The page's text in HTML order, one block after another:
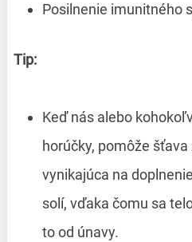
Posilnenie imunitného
Tip:
Keď nás alebo
horúčky, pomôže
vynikajúca na
solí, vďaka čomu sa
to od únavy.